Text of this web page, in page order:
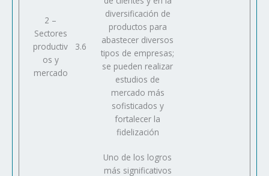
2 –
Sectores
productiv
os y
mercado
3.6
diversificación de
productos para
abastecer diversos
tipos de empresas;
se pueden realizar
estudios de
mercado más
sofisticados y
fortalecer la
fidelización
Uno de los logros
más significativos